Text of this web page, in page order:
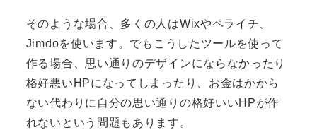
そのような場合、多くの人はWixやペライチ、
Jimdoを使います。でもこうしたツールを使って
作る場合、思い通りのデザインにならなかったり
格好悪いHPになってしまったり、お金はかから
ない代わりに自分の思い通りの格好いいHPが作
れないという問題もあります。